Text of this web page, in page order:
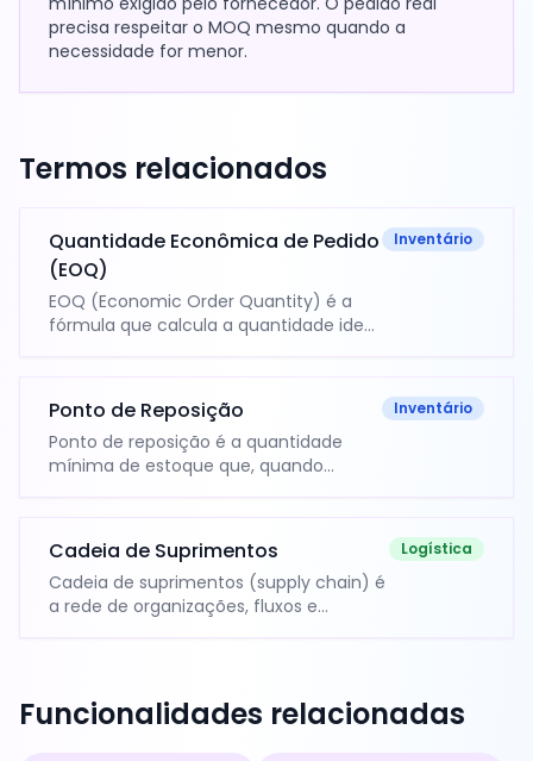
precisa respeitar o MOQ mesmo quando a
necessidade for menor.
Termos relacionados
Quantidade Econômica de Pedido
(EOQ)
EOQ (Economic Order Quantity) é a
fórmula que calcula a quantidade ideal
com o custo de manter estoque. O
resultado minimiza o custo total de
inventário.
Inventário
Ponto de Reposição
Ponto de reposição é a quantidade
mínima de estoque que, quando
rupturas, equilibra o capital parado e
garante que a operação não pare por
falta de produto.
Inventário
Cadeia de Suprimentos
Cadeia de suprimentos (supply chain) é
a rede de organizações, fluxos e
armazéns e canais de distribuição.
Logística
Funcionalidades relacionadas